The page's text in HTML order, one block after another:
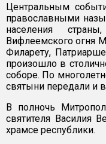
Центральным
православными
населения
Вифлеемского огня
Филарету,
произошло в
соборе. По
святыни передали и
В полночь
святителя Василия
храмсе республики.